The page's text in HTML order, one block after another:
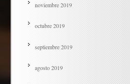
noviembre 2019
octubre 2019
septiembre 2019
agosto 2019